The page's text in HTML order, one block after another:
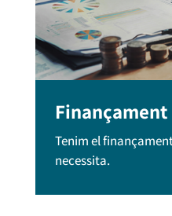
Finançament
Tenim el
necessita.